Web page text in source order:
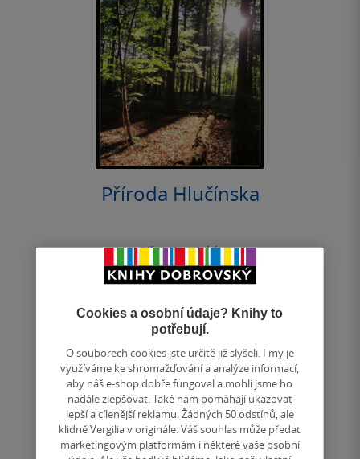
Příroda Hlučínska
Věra Koutecká
0.0
z
hvězdiček
Nedostupné
Uložit do seznamu
Cookies a osobní údaje? Knihy to
potřebují.
O souborech cookies jste určitě již slyšeli. I my je
využíváme ke shromažďování a analýze informací,
aby náš e-shop dobře fungoval a mohli jsme ho
nadále zlepšovat. Také nám pomáhají ukazovat
lepší a cílenější reklamu. Žádných 50 odstínů, ale
klidně Vergilia v originále. Váš souhlas může předat
marketingovým platformám i některé vaše osobní